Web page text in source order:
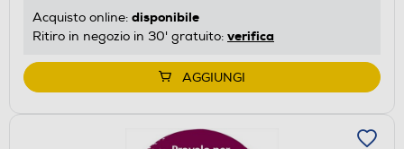
Acquisto online: disponibile
Ritiro in negozio in 30' gratuito: verifica
AGGIUNGI